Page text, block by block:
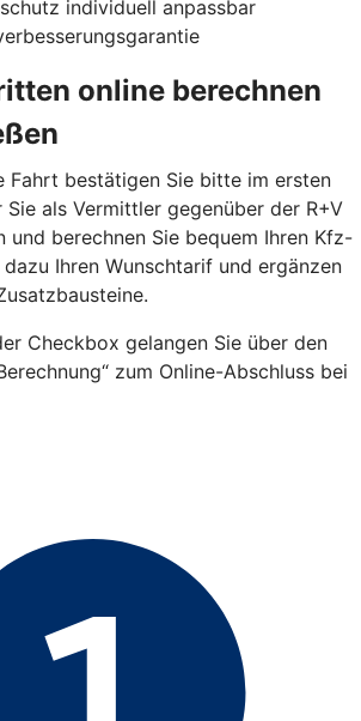
individuell anpassbar
online berechnen
Fahrt bestätigen Sie bitte im ersten
als Vermittler gegenüber der R+V
berechnen Sie bequem Ihren Kfz-
dazu Ihren Wunschtarif und ergänzen
Checkbox gelangen Sie über den
zum Online-Abschluss bei